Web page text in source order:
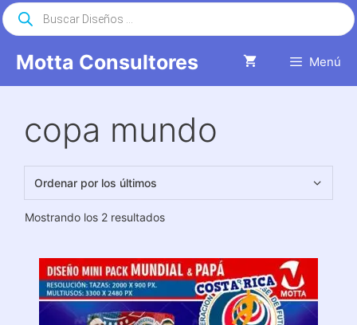
Saltar
al
Motta Consultores Menú
Búsqueda
de
productos
copa mundo
Mostrando los 2 resultadosOrdenado
últimos